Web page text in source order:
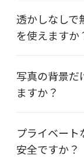
透かしなしで
を使えますか
写真の背景だ
ますか？
プライベート
安全ですか？